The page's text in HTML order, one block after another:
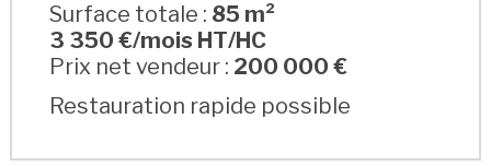
Surface totale : 85 m²
3 350 €/mois HT/HC
Prix net vendeur : 200 000 €
Restauration rapide possible